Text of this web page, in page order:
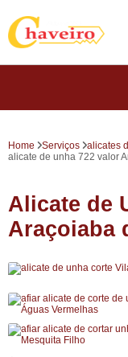
Home Serviços alicates
alicate de unha 722 valor
Alicate de
Araçoiaba